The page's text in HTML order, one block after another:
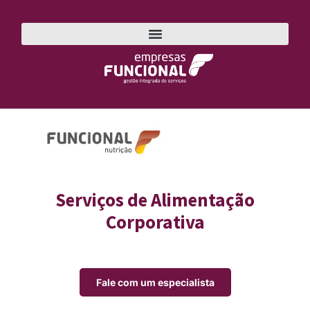
Funcional Nutrição
Serviços de Alimentação
Corporativa
Fale com um especialista